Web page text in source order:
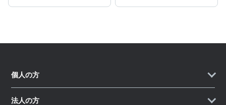
ゃいませ
個人の方
法人の方